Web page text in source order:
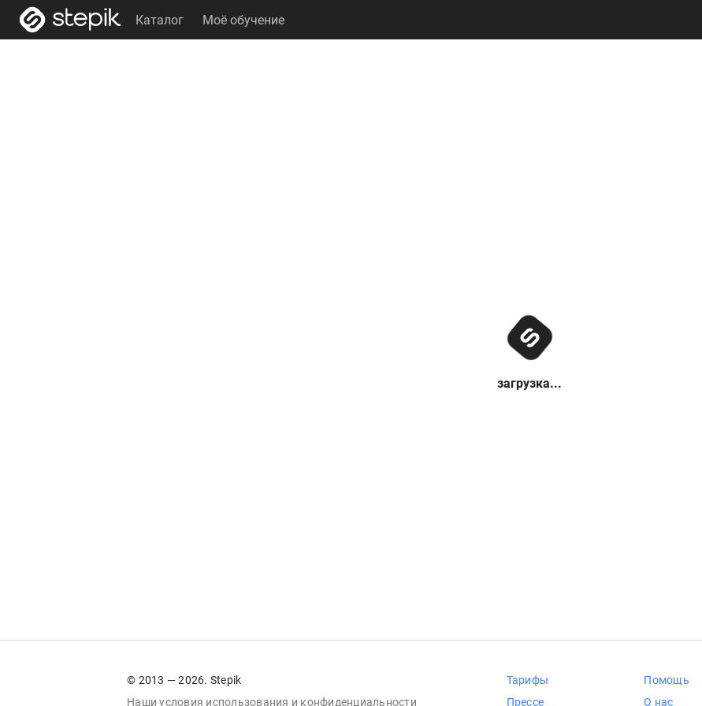
Каталог Моё обучение
загрузка...
© 2013 — 2026. Stepik
Наши условия использования и конфиденциальности
Тарифы
Прессе
Помощь
О нас